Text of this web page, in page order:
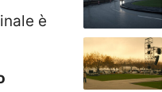
è